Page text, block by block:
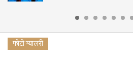
फोटो ग्यालरी